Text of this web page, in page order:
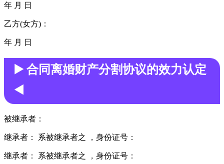
年 月 日
乙方(女方)：
年 月 日
▶️ 合同离婚财产分割协议的效力认定
◀️
被继承者：
继承者： 系被继承者之 ，身份证号：
继承者： 系被继承者之 ，身份证号：